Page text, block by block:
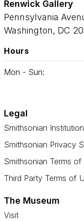
Renwick Gallery
Pennsylvania
Washington, DC
Hours
Mon - Sun:
Legal
Smithsonian Institution
Smithsonian Privacy
Smithsonian Terms of
Third Party Terms of
The Museum
Visit